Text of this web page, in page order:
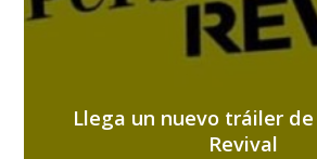
Llega un nuevo tráiler de
Revival